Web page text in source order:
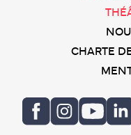
CHARTE